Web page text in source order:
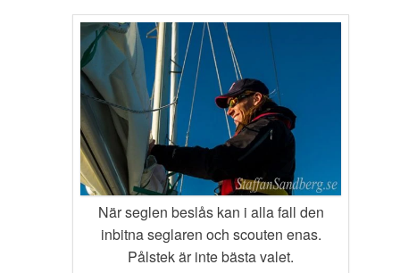
När seglen beslås kan i alla fall den
inbitna seglaren och scouten enas.
Pålstek är inte bästa valet.